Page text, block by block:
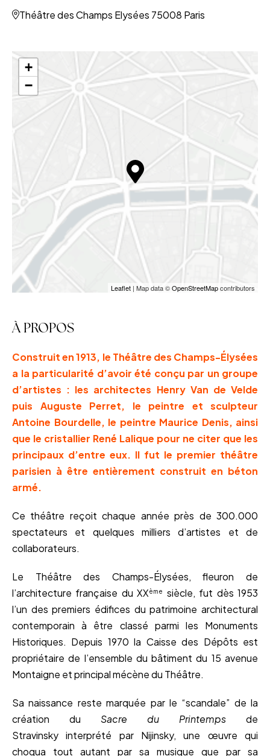
Théâtre des Champs Elysées 75008 Paris
+
−
Leaflet | Map data ©OpenStreetMapcontributors
À PROPOS
Construit en 1913, le Théâtre des Champs-Élysées
a la particularité d’avoir été conçu par un groupe
d’artistes : les architectes Henry Van de Velde
puis Auguste Perret, le peintre et sculpteur
Antoine Bourdelle, le peintre Maurice Denis, ainsi
que le cristallier René Lalique pour ne citer que les
principaux d’entre eux. Il fut le premier théâtre
parisien à être entièrement construit en béton
armé.
Ce théâtre reçoit chaque année près de 300.000
spectateurs et quelques milliers d’artistes et de
collaborateurs.
Le Théâtre des Champs-Élysées, fleuron de
l’architecture française du XXème
siècle, fut dès 1953
l’un des premiers édifices du patrimoine architectural
contemporain à être classé parmi les Monuments
Historiques. Depuis 1970 la Caisse des Dépôts est
propriétaire de l’ensemble du bâtiment du 15 avenue
Montaigne et principal mécène du Théâtre.
Sa naissance reste marquée par le “scandale” de la
création du Sacre du Printemps de
Stravinsky interprété par Nijinsky, une œuvre qui
choqua tout autant par sa musique que par sa